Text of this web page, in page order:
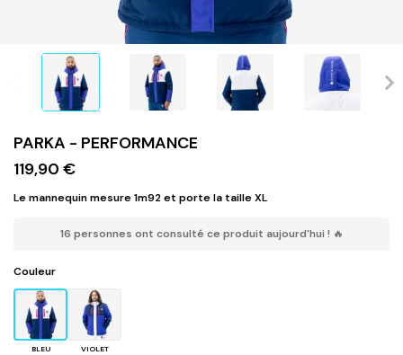
PARKA - PERFORMANCE
119,90 €
Le mannequin mesure 1m92 et porte la taille XL
16 personnes ont consulté ce produit aujourd'hui ! 🔥
Couleur
BLEU VIOLET